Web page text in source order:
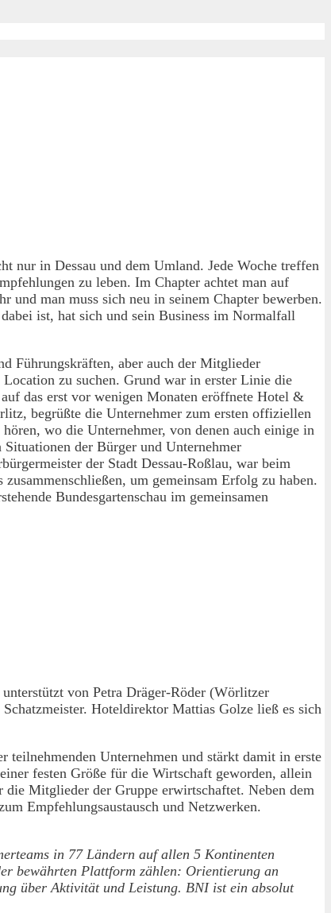
nur in Dessau und dem Umland. Jede Woche treffen
zu leben. Im Chapter achtet man auf
und man muss sich neu in seinem Chapter bewerben.
ist, hat sich und sein Business im Normalfall
Führungskräften, aber auch der Mitglieder
zu suchen. Grund war in erster Linie die
das erst vor wenigen Monaten eröffnete Hotel &
begrüßte die Unternehmer zum ersten offiziellen
wo die Unternehmer, von denen auch einige in
der Bürger und Unternehmer
der Stadt Dessau-Roßlau, war beim
um gemeinsam Erfolg zu haben.
Bundesgartenschau im gemeinsamen
von Petra Dräger-Röder (Wörlitzer
Hoteldirektor Mattias Golze ließ es sich
Unternehmen und stärkt damit in erste
festen Größe für die Wirtschaft geworden, allein
die Mitglieder der Gruppe erwirtschaftet. Neben dem
Empfehlungsaustausch und Netzwerken.
in 77 Ländern auf allen 5 Kontinenten
bewährten Plattform zählen: Orientierung an
über Aktivität und Leistung. BNI ist ein absolut